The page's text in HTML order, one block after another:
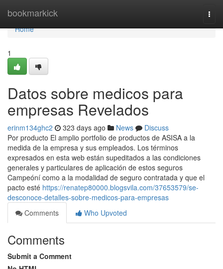
bookmarkick
Home
Home
1
Datos sobre medicos para
empresas Revelados
erinm134ghc2 323 days ago News
Discuss
Por producto El amplio portfolio de productos de ASISA a la
medida de la empresa y sus empleados. Los términos
expresados en esta web están supeditados a las condiciones
generales y particulares de aplicación de estos seguros
Campeóní como a la modalidad de seguro contratada y que el
pacto esté https://renatep80000.blogsvila.com/37653579/se-
desconoce-detalles-sobre-medicos-para-empresas
Comments
Who Upvoted
Comments
Submit a Comment